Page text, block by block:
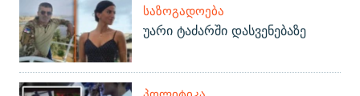
ᲡᲐᲖᲝᲒᲐᲓᲝᲔᲑᲐ
უარი ტაძარში დასვენებაზე